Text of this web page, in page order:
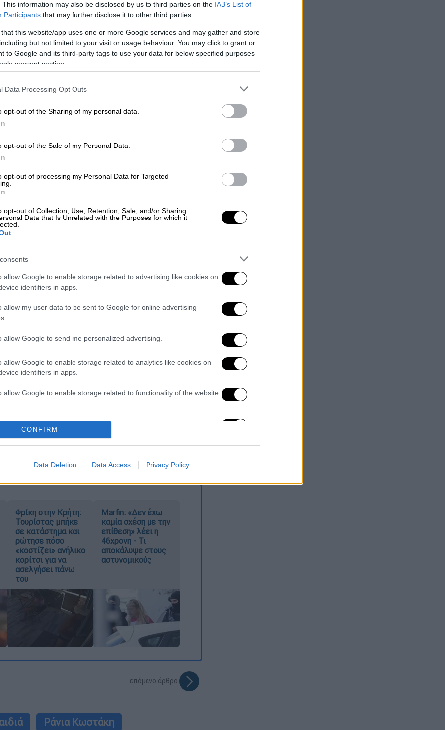
This information may also be disclosed by us to third parties on the IAB’s List of
Participants that may further disclose it to other third parties.
that this website/app uses one or more Google services and may gather and store
but not limited to your visit or usage behaviour. You may click to grant or
to Google and its third-party tags to use your data for below specified purposes
consent section.
Data Processing Opt Outs
opt-out of the Sharing of my personal data.
opt-out of the Sale of my Personal Data.
opt-out of processing my Personal Data for Targeted
opt-out of Collection, Use, Retention, Sale, and/or Sharing
Data that Is Unrelated with the Purposes for which it
allow Google to enable storage related to advertising like cookies on
identifiers in apps.
allow my user data to be sent to Google for online advertising
allow Google to send me personalized advertising.
allow Google to enable storage related to analytics like cookies on
identifiers in apps.
allow Google to enable storage related to functionality of the website
allow Google to enable storage related to personalization.
allow Google to enable storage related to security, including
CONFIRM
Data Deletion Data Access Privacy Policy
του Σπύρου Παπαδόπουλου
μαζί τα 10 χρόνια επιτυχιών τους
διάθεση.
τσιφτετέλι υπό τους ήχους του
Παντελή Παντελίδη, που ερμήνευσε ο
ο Σπύρος Παπαδόπουλος στον
απολάμβανε την αγαπημένη του.
Instagram
Φρίκη στην Κρήτη:
Τουρίστας μπήκε
σε κατάστημα και
ρώτησε πόσο
«κοστίζει» ανήλικο
κορίτσι για να
ασελγήσει πάνω
του
Marfin: «Δεν έχω
καμία σχέση με την
επίθεση» λέει η
46χρονη - Τι
αποκάλυψε στους
αστυνομικούς
επόμενο άρθρο
Ράνια Κωστάκη